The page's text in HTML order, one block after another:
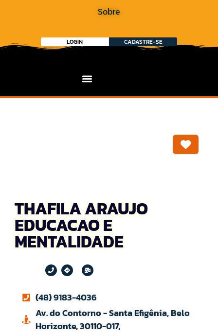
Sobre
LOGIN CADASTRE-SE
THAFILA ARAUJO
EDUCACAO E
MENTALIDADE
(48) 9183-4036
Av. do Contorno - Santa Efigênia, Belo
Horizonte, 30110-017,